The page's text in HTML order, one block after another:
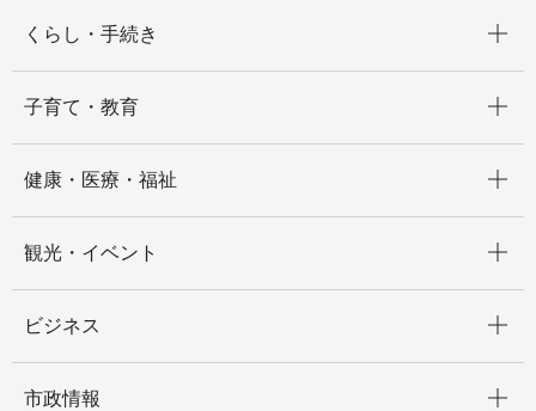
くらし・手続き
子育て・教育
健康・医療・福祉
観光・イベント
ビジネス
市政情報